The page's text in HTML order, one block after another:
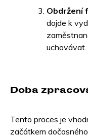
Obdržení
dojde k
uchovávat.
Doba
Tento proces je
začátkem